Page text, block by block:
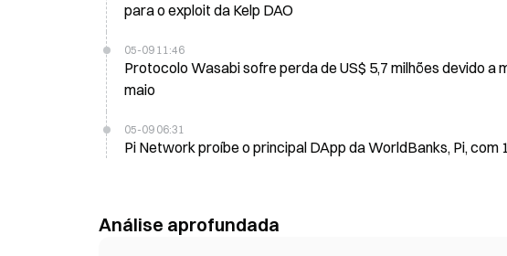
para o exploit da Kelp DAO
05-09 11:46
Protocolo Wasabi sofre perda de US$ 5,7 milhões devido
maio
05-09 06:31
Pi Network proíbe o principal DApp da WorldBanks, Pi, com
Análise aprofundada